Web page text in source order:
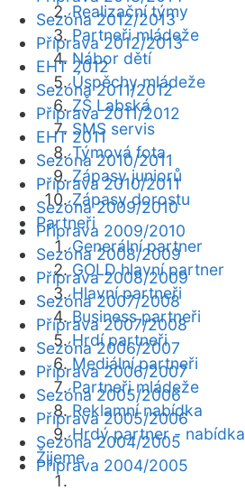
Realizační týmy
Partneři mládeže
Nábor dětí
Úspěchy mládeže
ZŠ Labská
SMS servis
Týmová fota
Zápasy juniorů
Zápasy dorostu
Partneři
Generální partner
GOLD hlavní partner
Hlavní partneři
Business partneři
Hrdí partneři
Mediální partneři
Partneři mládeže
Reklamní nabídka
Hrdý partner - nabídka
Žijeme
Sezóna 2012/2013
Příprava 2012/2013
EHT 2012
Sezóna 2011/2012
Příprava 2011/2012
EHT 2011
Sezóna 2010/2011
Příprava 2010/2011
Sezóna 2009/2010
Příprava 2009/2010
Sezóna 2008/2009
Příprava 2008/2009
Sezóna 2007/2008
Příprava 2007/2008
Sezóna 2006/2007
Příprava 2006/2007
Sezóna 2005/2006
Příprava 2005/2006
Sezóna 2004/2005
Příprava 2004/2005